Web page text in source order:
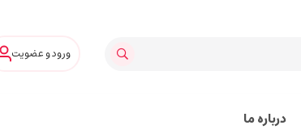
ورود و عضویت
درباره ما